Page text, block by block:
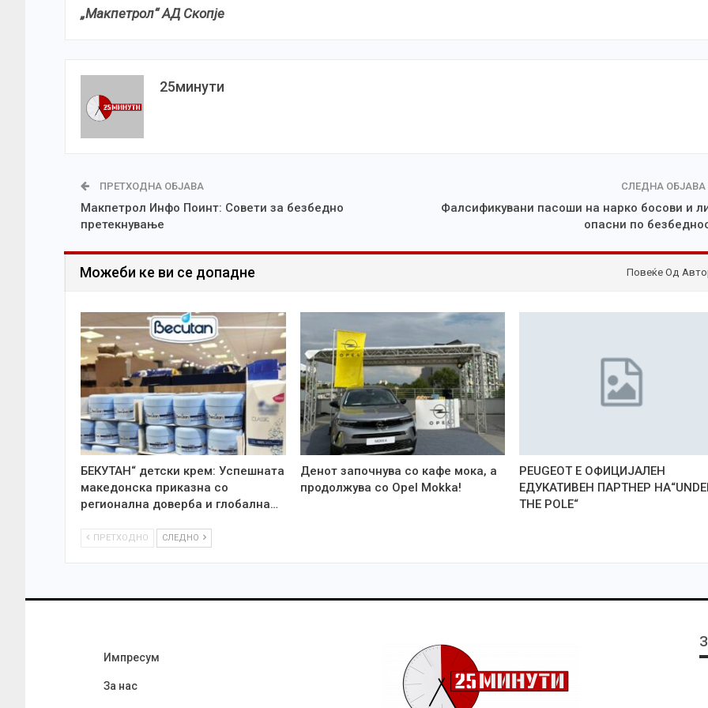
„Макпетрол“ АД Скопје
25минути
ПРЕТХОДНА ОБЈАВА
Макпетрол Инфо Поинт: Совети за безбедно
претекнување
СЛЕДНА ОБЈАВА
Фалсификувани пасоши на нарко босови и
опасни по
Можеби ке ви се допадне Повеќе Од
БЕКУТАН“ детски крем: Успешната
македонска приказна со
регионална доверба и глобална…
Денот започнува со кафе мока, а
продолжува со Opel Mokka!
PEUGEOT Е OФИЦИЈАЛЕН
ЕДУКАТИВЕН ПАРТНЕР
THE POLE“
ПРЕТХОДНО СЛЕДНО
Импресум
За нас